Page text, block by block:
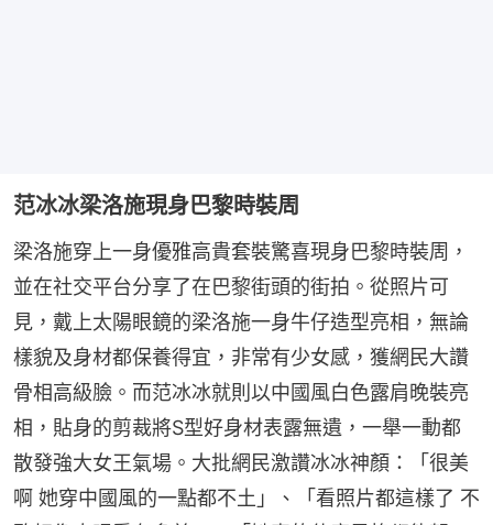
范冰冰梁洛施現身巴黎時裝周
梁洛施穿上一身優雅高貴套裝驚喜現身巴黎時裝周，
並在社交平台分享了在巴黎街頭的街拍。從照片可
見，戴上太陽眼鏡的梁洛施一身牛仔造型亮相，無論
樣貌及身材都保養得宜，非常有少女感，獲網民大讚
骨相高級臉。而范冰冰就則以中國風白色露肩晚裝亮
相，貼身的剪裁將S型好身材表露無遺，一舉一動都
散發強大女王氣場。大批網民激讚冰冰神顏：「很美
啊 她穿中國風的一點都不土」、「看照片都這樣了 不